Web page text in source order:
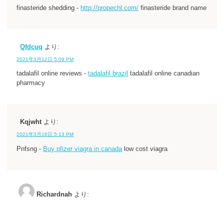
finasteride shedding - http://propechl.com/ finasteride brand name
Qfdcuq より:
2021年3月12日 5:09 PM
tadalafil online reviews -tadalafil brazil tadalafil online canadian
pharmacy
Kqjwht より:
2021年3月16日 5:13 PM
Pnfsng - Buy pfizer viagra in canadalow cost viagra
Richardnah より: